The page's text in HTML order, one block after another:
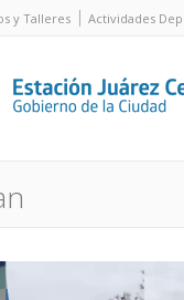
y Talleres Actividades